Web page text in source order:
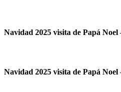
Navidad 2025 visita de Papá Noel
Navidad 2025 visita de Papá Noel